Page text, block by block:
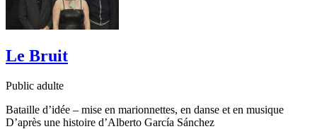
Le Bruit
Public adulte
Bataille d’idée – mise en marionnettes, en danse et en musique
D’après une histoire d’Alberto García Sánchez